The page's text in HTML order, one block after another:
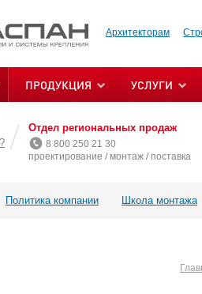
Архитекторам
ПРОДУКЦИЯ УСЛУГИ
Отдел региональных продаж
8 800 250 21 30
проектирование / монтаж / поставка
Политика компании Школа монтажа